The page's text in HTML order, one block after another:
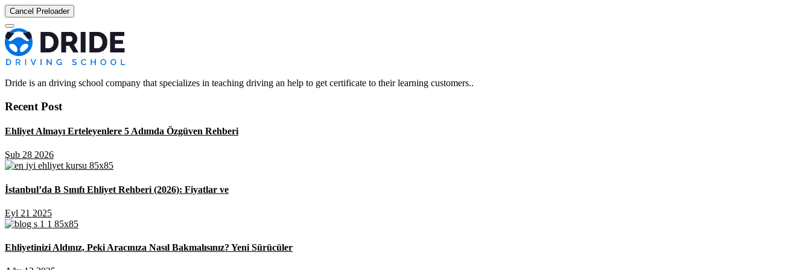
Cancel Preloader
Dride is an driving school company that specializes in teaching driving an help to get certificate to their learning customers..
Recent Post
Ehliyet Almayı Erteleyenlere 5 Adımda Özgüven Rehberi
Şub 28 2026
İstanbul’da B Sınıfı Ehliyet Rehberi (2026): Fiyatlar ve
Eyl 21 2025
Ehliyetinizi Aldınız, Peki Aracınıza Nasıl Bakmalısınız? Yeni Sürücüler